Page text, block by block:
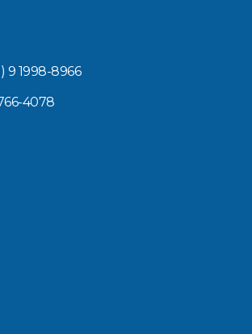
9 1998-8966
4078